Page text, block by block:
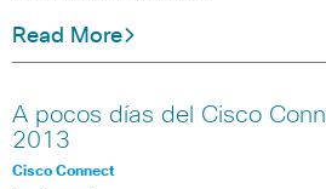
Read More
A pocos días del Cisco
2013
Cisco Connect